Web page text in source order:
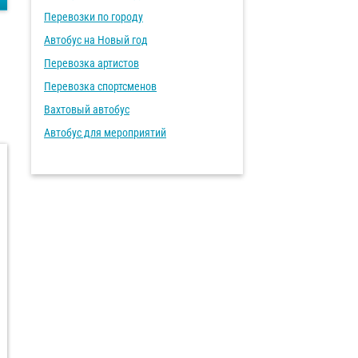
Перевозки по городу
Автобус на Новый год
Перевозка артистов
Перевозка спортсменов
Вахтовый автобус
Автобус для мероприятий